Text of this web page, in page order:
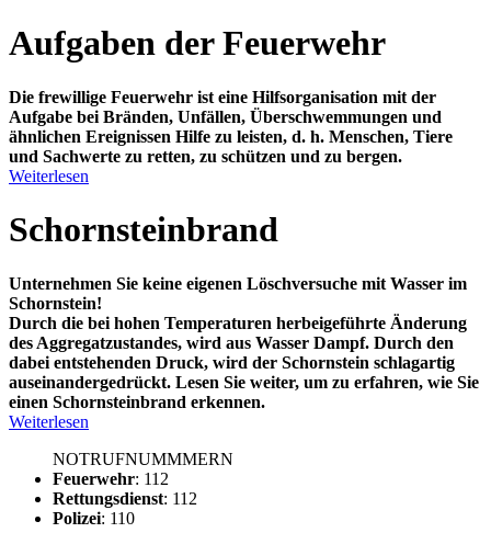
Aufgaben der Feuerwehr
Die frewillige Feuerwehr ist eine Hilfsorganisation mit der
Aufgabe bei Bränden, Unfällen, Überschwemmungen und
ähnlichen Ereignissen Hilfe zu leisten, d. h. Menschen, Tiere
und Sachwerte zu retten, zu schützen und zu bergen.
Weiterlesen
Schornsteinbrand
Unternehmen Sie keine eigenen Löschversuche mit Wasser im
Schornstein!
Durch die bei hohen Temperaturen herbeigeführte Änderung
des Aggregatzustandes, wird aus Wasser Dampf. Durch den
dabei entstehenden Druck, wird der Schornstein schlagartig
auseinandergedrückt. Lesen Sie weiter, um zu erfahren, wie Sie
einen Schornsteinbrand erkennen.
Weiterlesen
NOTRUFNUMMMERN
Feuerwehr: 112
Rettungsdienst: 112
Polizei: 110